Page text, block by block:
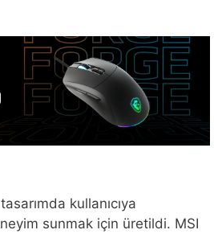
kullanıcıya
sunmak için üretildi. MSI